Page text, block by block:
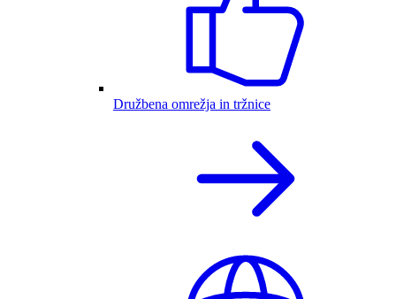
Družbena omrežja in tržnice